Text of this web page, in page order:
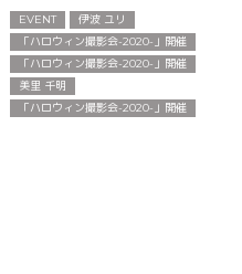
EVENT
伊波 ユリ
「ハロウィン撮影会-2020-」開催
「ハロウィン撮影会-2020-」開催
美里 千明
「ハロウィン撮影会-2020-」開催